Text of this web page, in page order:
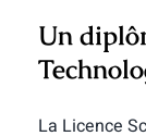
Un
La Licence